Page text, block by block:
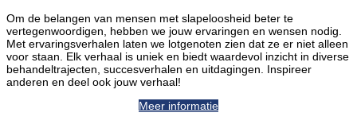
Om de belangen van mensen met slapeloosheid beter te
vertegenwoordigen, hebben we jouw ervaringen en wensen nodig.
Met ervaringsverhalen laten we lotgenoten zien dat ze er niet alleen
voor staan. Elk verhaal is uniek en biedt waardevol inzicht in diverse
behandeltrajecten, succesverhalen en uitdagingen. Inspireer
anderen en deel ook jouw verhaal!
Meer informatie